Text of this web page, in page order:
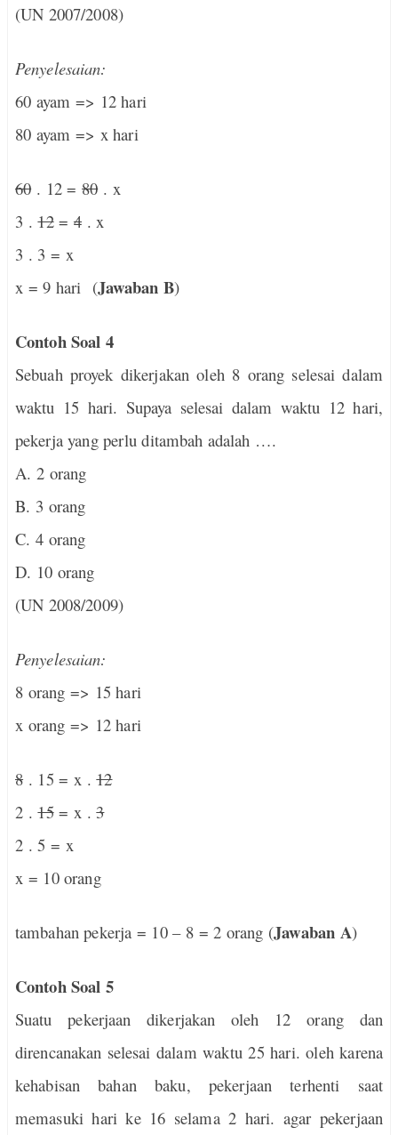
(UN 2007/2008)
Penyelesaian:
60 ayam => 12 hari
80 ayam => x hari
60. 12 =80. x
3 .12= 4 . x
3 . 3 = x
x = 9 hari (Jawaban B)
Contoh Soal 4
Sebuah proyek dikerjakan oleh 8 orang selesai dalam
waktu 15 hari. Supaya selesai dalam waktu 12 hari,
pekerja yang perlu ditambah adalah ….
A. 2 orang
B. 3 orang
C. 4 orang
D. 10 orang
(UN 2008/2009)
Penyelesaian:
8 orang => 15 hari
x orang => 12 hari
8 . 15 = x .12
2 .15= x .3
2 . 5 = x
x = 10 orang
tambahan pekerja = 10 – 8 = 2 orang (Jawaban A)
Contoh Soal 5
Suatu pekerjaan dikerjakan oleh 12 orang dan
direncanakan selesai dalam waktu 25 hari. oleh karena
kehabisan bahan baku, pekerjaan terhenti saat
memasuki hari ke 16 selama 2 hari. agar pekerjaan